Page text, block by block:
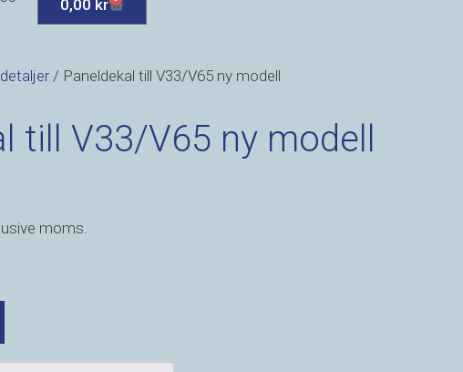
0,00 kr
/ Paneldekal till V33/V65 ny modell
till V33/V65 ny modell
moms.